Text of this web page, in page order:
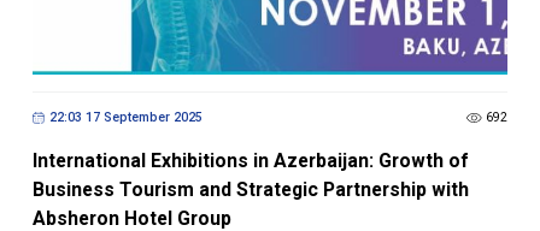
22:03 17 September 2025 692
International Exhibitions in Azerbaijan: Growth of
Business Tourism and Strategic Partnership with
Absheron Hotel Group